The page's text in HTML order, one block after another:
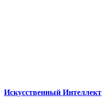
Искусственный Интеллект